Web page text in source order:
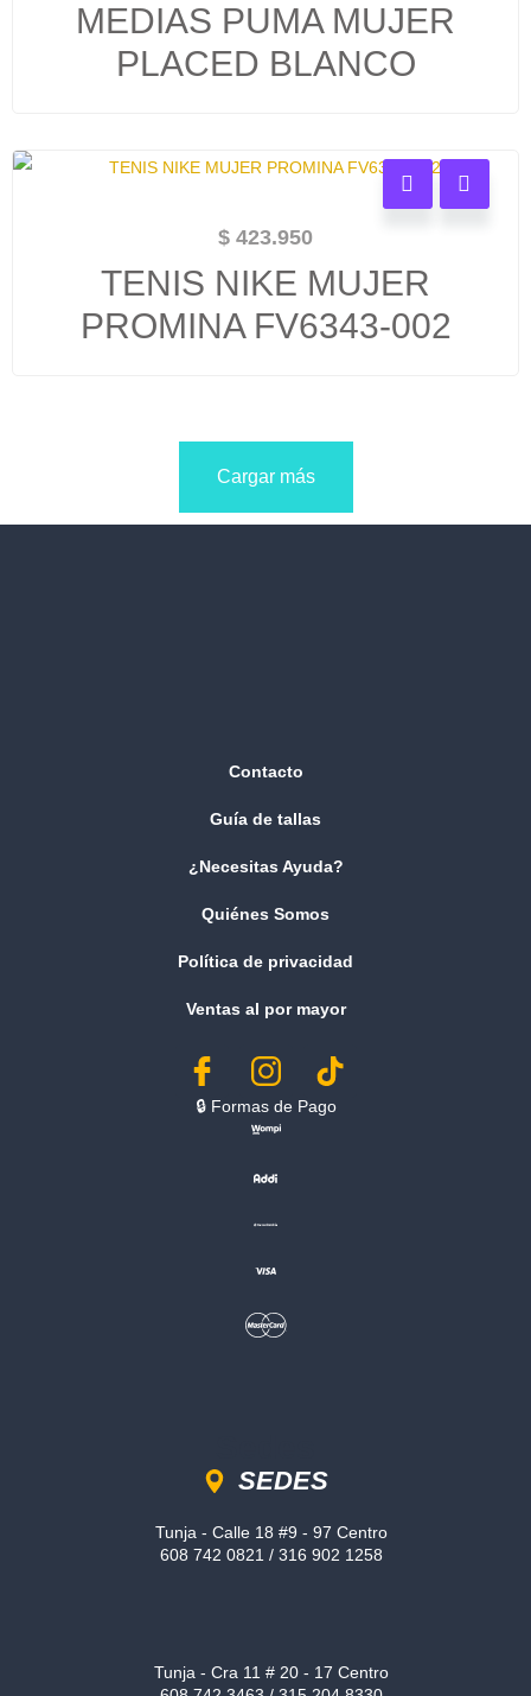
MEDIAS PUMA MUJER
PLACED BLANCO
$ 423.950
TENIS NIKE MUJER
PROMINA FV6343-002
Cargar más
Contacto
Guía de tallas
¿Necesitas Ayuda?
Quiénes Somos
Política de privacidad
Ventas al por mayor
🔒︎ Formas de Pago
SEDES
Tunja - Calle 18 #9 - 97 Centro
608 742 0821 / 316 902 1258
Tunja - Cra 11 # 20 - 17 Centro